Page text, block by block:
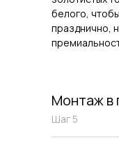
белого,
празднично,
Монтаж в
Шаг 5